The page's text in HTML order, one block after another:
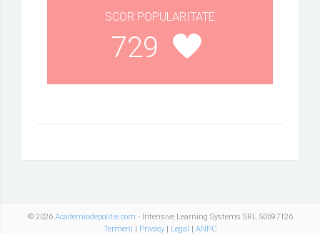
SCOR POPULARITATE
729
© 2026 Academiadepolitie.com - Intensive Learning Systems SRL 50697126
Termeni | Privacy| Legal | ANPC